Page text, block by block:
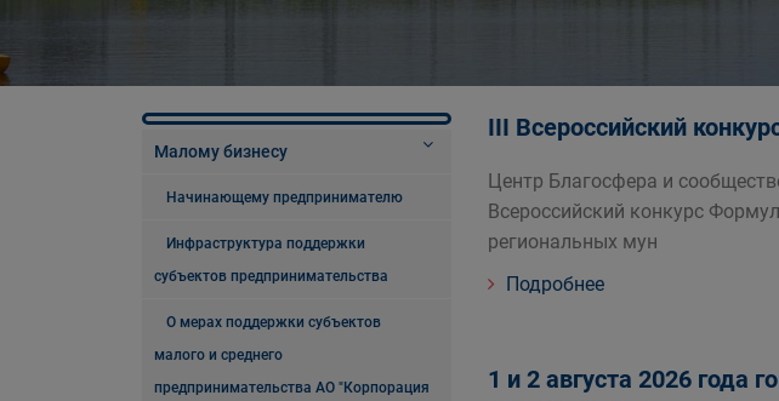
Малому бизнесу
Начинающему предпринимателю
Инфраструктура поддержки
субъектов предпринимательства
О мерах поддержки субъектов
малого и среднего
предпринимательства АО "Корпорация
III Всероссийский
Центр Благосфера и
Всероссийский конкурс
региональных мун
Подробнее
1 и 2 августа 2026 года